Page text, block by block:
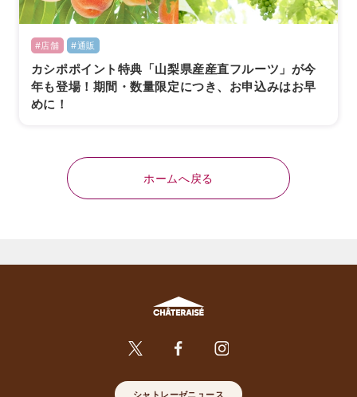
#店舗 #通販
カシポポイント特典「山梨県産産直フルーツ」が今
年も登場！期間・数量限定につき、お申込みはお早
めに！
ホームへ戻る
シャトレーゼニュース